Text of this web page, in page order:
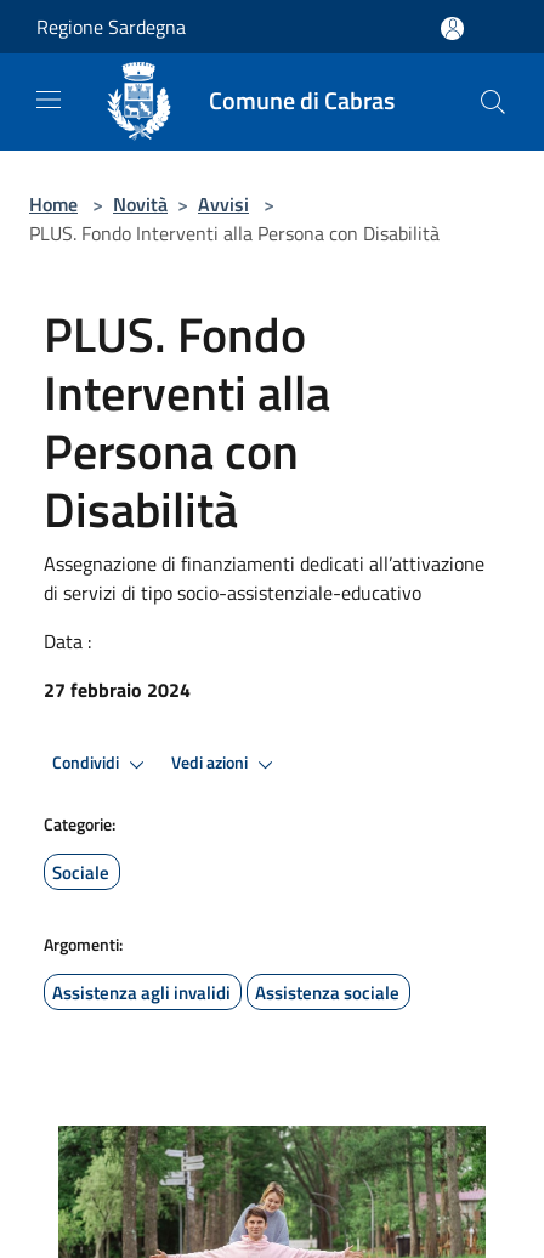
Salta al contenuto principale
Regione Sardegna
Comune di Cabras
Home > Novità > Avvisi >
PLUS. Fondo Interventi alla Persona con Disabilità
PLUS. Fondo
Interventi alla
Persona con
Disabilità
Assegnazione di finanziamenti dedicati all’attivazione
di servizi di tipo socio-assistenziale-educativo
Data :
27 febbraio 2024
Condividi Vedi azioni
Categorie:
Sociale
Argomenti:
Assistenza agli invalidi Assistenza sociale